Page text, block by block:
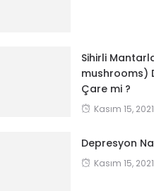
Sihirli
mushrooms)
Çare mi ?
Kasım 15, 2021
Depresyon
Kasım 15, 2021